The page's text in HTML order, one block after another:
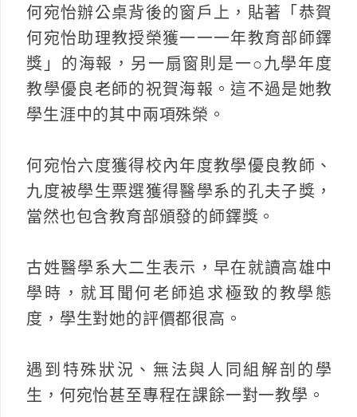
何宛怡辦公桌背後的窗戶上，貼著「恭賀
何宛怡助理教授榮獲一一一年教育部師鐸
獎」的海報，另一扇窗則是一○九學年度
教學優良老師的祝賀海報。這不過是她教
學生涯中的其中兩項殊榮。
何宛怡六度獲得校內年度教學優良教師、
九度被學生票選獲得醫學系的孔夫子獎，
當然也包含教育部頒發的師鐸獎。
古姓醫學系大二生表示，早在就讀高雄中
學時，就耳聞何老師追求極致的教學態
度，學生對她的評價都很高。
遇到特殊狀況、無法與人同組解剖的學
生，何宛怡甚至專程在課餘一對一教學。